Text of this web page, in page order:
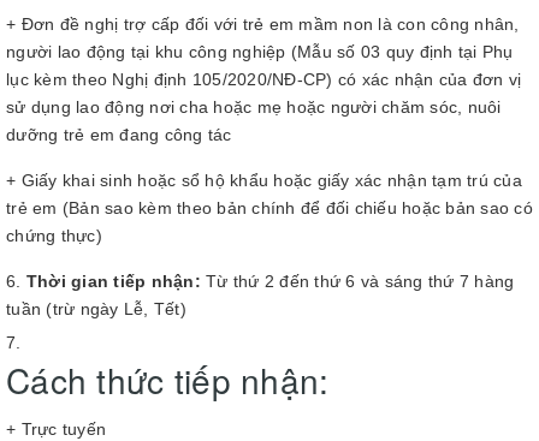
+ Đơn đề nghị trợ cấp đối với trẻ em mầm non là con công nhân,
người lao động tại khu công nghiệp (Mẫu số 03 quy định tại Phụ
lục kèm theo Nghị định 105/2020/NĐ-CP) có xác nhận của đơn vị
sử dụng lao động nơi cha hoặc mẹ hoặc người chăm sóc, nuôi
dưỡng trẻ em đang công tác
+ Giấy khai sinh hoặc sổ hộ khẩu hoặc giấy xác nhận tạm trú của
trẻ em (Bản sao kèm theo bản chính để đối chiếu hoặc bản sao có
chứng thực)
Thời gian tiếp nhận: Từ thứ 2 đến thứ 6 và sáng thứ 7 hàng
tuần (trừ ngày Lễ, Tết)
Cách thức tiếp nhận:
+ Trực tuyến